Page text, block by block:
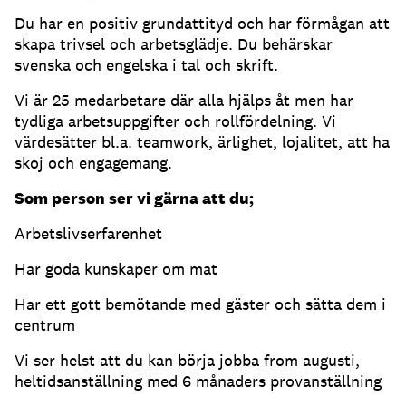
Du har en positiv grundattityd och har förmågan att
skapa trivsel och arbetsglädje. Du behärskar
svenska och engelska i tal och skrift.
Vi är 25 medarbetare där alla hjälps åt men har
tydliga arbetsuppgifter och rollfördelning. Vi
värdesätter bl.a. teamwork, ärlighet, lojalitet, att ha
skoj och engagemang.
Som person ser vi gärna att du;
Arbetslivserfarenhet
Har goda kunskaper om mat
Har ett gott bemötande med gäster och sätta dem i
centrum
Vi ser helst att du kan börja jobba from augusti,
heltidsanställning med 6 månaders provanställning